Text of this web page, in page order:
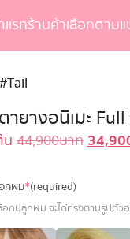
เรกร้านค้าเลือกตาม
ายางอนิเมะ
น 44,900บาท
กผม*(required)
อกปลูกผม จะได้ทรงตามรูปตัว